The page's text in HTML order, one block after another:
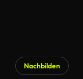
Nachbilden